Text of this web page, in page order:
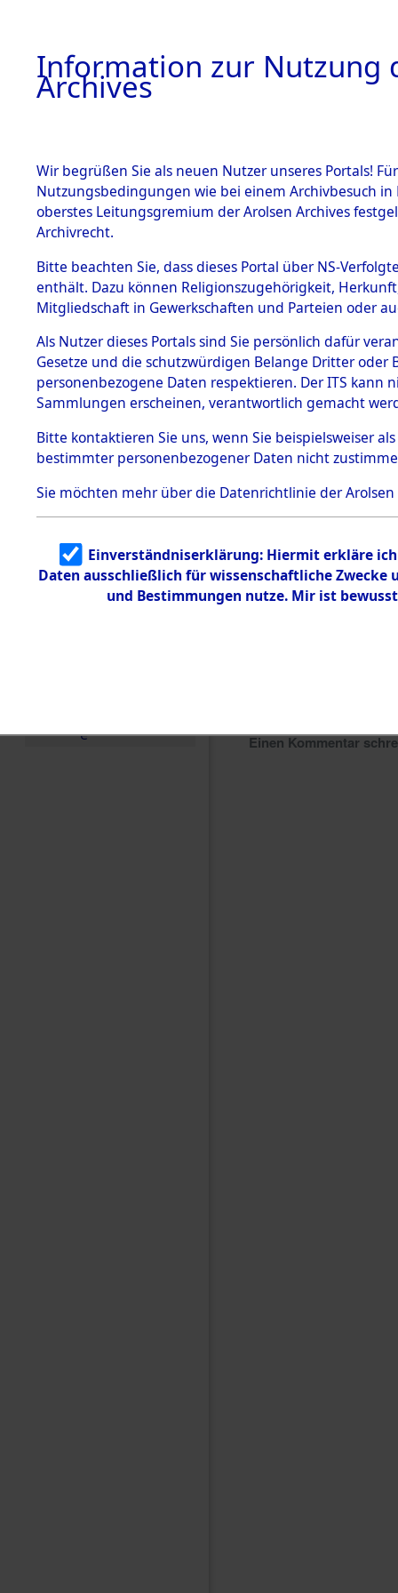
BESTÄNDE
1.
mente
5. Verschiedenes
5.3
Todesmärsche
5.3.1 Alliierte
Erhebungen
zu
Todesmärsch
en
5.3.2
Identifizierun
5.3.3
Todesmärsch
e
Listen
0016
Einen Kommentar
Information zur Nutzung
Archives
Wir begrüßen Sie als neuen Nutzer unseres Portals!
Nutzungsbedingungen wie bei einem Archivbesuch
oberstes Leitungsgremium der Arolsen Archives
Archivrecht.
Bitte beachten Sie, dass dieses Portal über NS-
enthält. Dazu können Religionszugehörigkeit,
Mitgliedschaft in Gewerkschaften und Parteien oder
Als Nutzer dieses Portals sind Sie persönlich dafür
Gesetze und die schutzwürdigen Belange Dritter
personenbezogene Daten respektieren. Der ITS
Sammlungen erscheinen, verantwortlich gemacht
Bitte kontaktieren Sie uns, wenn Sie beispielsweiser
bestimmter personenbezogener Daten nicht
Sie möchten mehr über die Datenrichtlinie der Arolsen
Einverständniserklärung: Hiermit erkläre
Daten ausschließlich für wissenschaftliche
und Bestimmungen nutze. Mir ist